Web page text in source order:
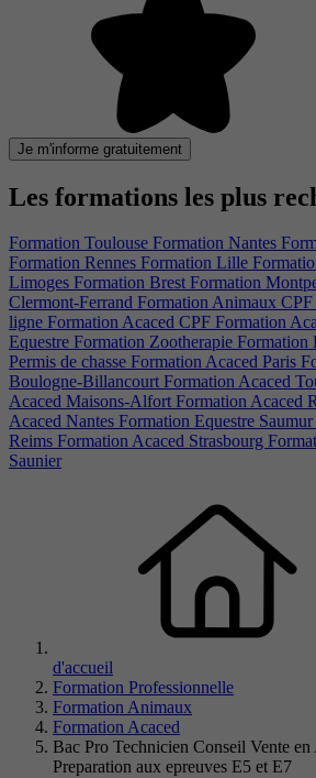
Je m'informe gratuitement
Les formations les plus
Formation Toulouse Formation Nantes
Formation Rennes Formation Lille
Limoges Formation Brest Formation
Clermont-Ferrand Formation Animaux CPF
ligne Formation Acaced CPF Formation
Equestre Formation Zootherapie Formation
Permis de chasse Formation Acaced Paris
Boulogne-Billancourt Formation Acaced
Acaced Maisons-Alfort Formation Acaced
Acaced Nantes Formation Equestre Saumur
Reims Formation Acaced Strasbourg
Saunier
d'accueil
Formation Professionnelle
Formation Animaux
Formation Acaced
Bac Pro Technicien Conseil Vente
Preparation aux epreuves E5 et E7